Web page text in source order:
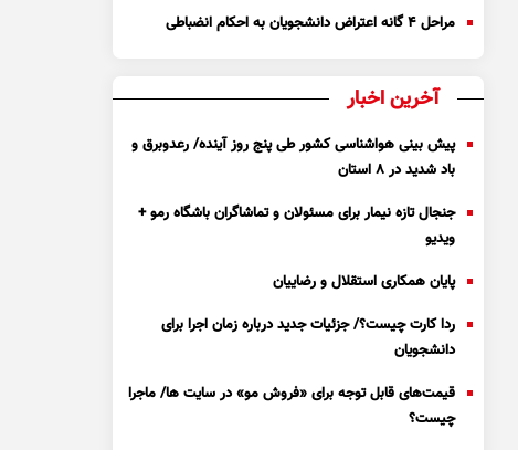
مراحل ۴ گانه اعتراض دانشجویان به احکام انضباطی
آخرین اخبار
پیش بینی هواشناسی کشور طی پنج روز آینده/ رعدوبرق و
باد شدید در ۸ استان
جنجال تازه نیمار برای مسئولان و تماشاگران باشگاه رمو +
ویدیو
پایان همکاری استقلال و رضاییان
ردا کارت چیست؟/ جزئیات جدید درباره زمان اجرا برای
دانشجویان
قیمت‌های قابل توجه برای «فروش مو» در سایت ها/ ماجرا
چیست؟